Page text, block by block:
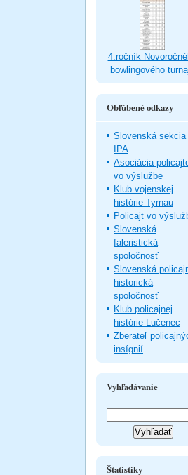
4.ročník
bowlingového
Obľúbené odkazy
Slovenská sekcia
IPA
Asociácia
vo výslužbe
Klub vojenskej
histórie Tyrnau
Policajt vo
Slovenská
faleristická
spoločnosť
Slovenská
historická
spoločnosť
Klub policajnej
histórie Lučenec
Zberateľ
insígnií
Vyhľadávanie
Štatistiky